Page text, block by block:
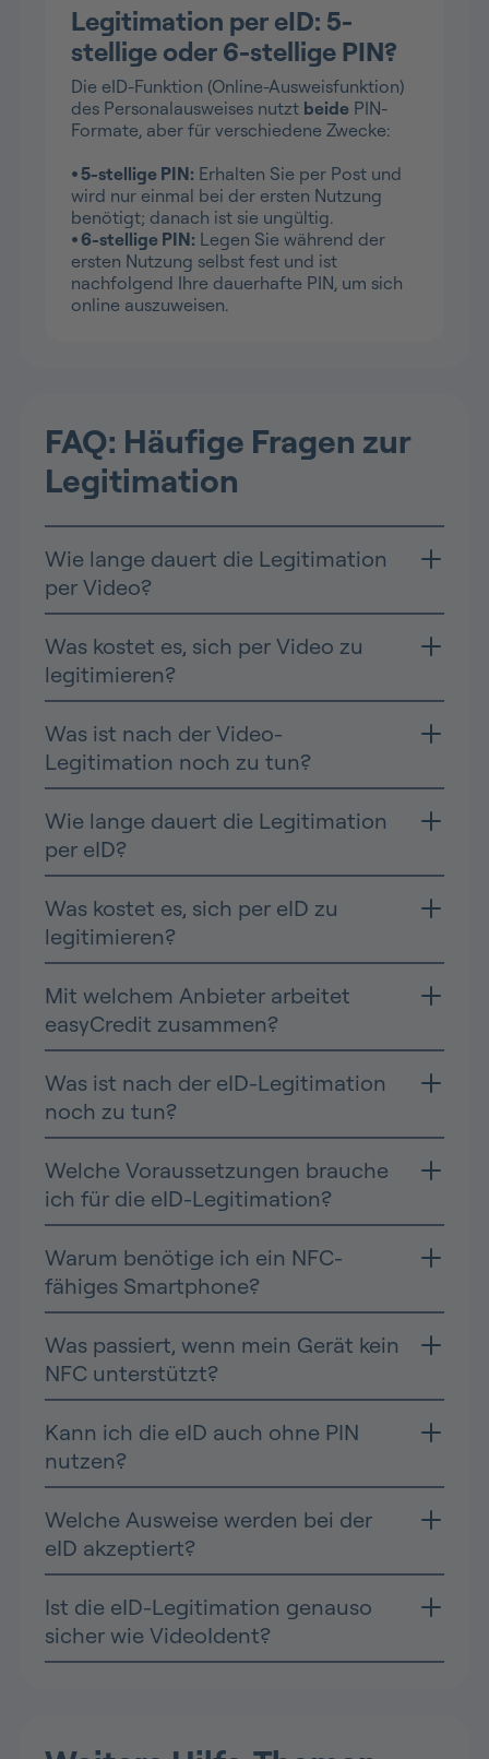
Legitimation per eID: 5-
stellige oder 6-stellige PIN?
Die eID-Funktion (Online-Ausweisfunktion)
des Personalausweises nutzt beide PIN-
Formate, aber für verschiedene Zwecke:
⦁ 5-stellige PIN: Erhalten Sie per Post und
wird nur einmal bei der ersten Nutzung
benötigt; danach ist sie ungültig.
⦁ 6-stellige PIN: Legen Sie während der
ersten Nutzung selbst fest und ist
nachfolgend Ihre dauerhafte PIN, um sich
online auszuweisen.
FAQ: Häufige Fragen zur
Legitimation
Wie lange dauert die Legitimation
per Video?
Was kostet es, sich per Video zu
legitimieren?
Was ist nach der Video-
Legitimation noch zu tun?
Wie lange dauert die Legitimation
per eID?
Was kostet es, sich per eID zu
legitimieren?
Mit welchem Anbieter arbeitet
easyCredit zusammen?
Was ist nach der eID-Legitimation
noch zu tun?
Welche Voraussetzungen brauche
ich für die eID-Legitimation?
Warum benötige ich ein NFC-
fähiges Smartphone?
Was passiert, wenn mein Gerät kein
NFC unterstützt?
Kann ich die eID auch ohne PIN
nutzen?
Welche Ausweise werden bei der
eID akzeptiert?
Ist die eID-Legitimation genauso
sicher wie VideoIdent?